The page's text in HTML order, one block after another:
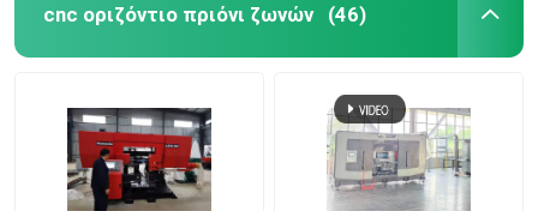
cnc οριζόντιο πριόνι ζωνών (46)